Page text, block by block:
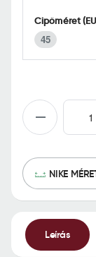
Cipőméret
45
NIKE
Leírás